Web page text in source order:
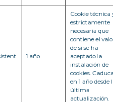
1 año
Cookie técnica
estrictamente
necesaria que
contiene el
de si se ha
aceptado la
instalación de
cookies.
en 1 año desde
última
actualización.